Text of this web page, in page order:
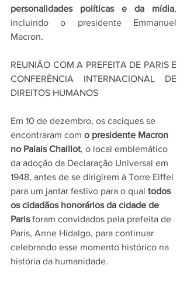
personalidades políticas e da mídia,
incluindo o presidente Emmanuel
Macron.
REUNIÃO COM A PREFEITA DE PARIS E
CONFERÊNCIA INTERNACIONAL DE
DIREITOS HUMANOS
Em 10 de dezembro, os caciques se
encontraram com o presidente Macron
no Palais Chaillot, o local emblemático
da adoção da Declaração Universal em
1948, antes de se dirigirem à Torre Eiffel
para um jantar festivo para o qual todos
os cidadãos honorários da cidade de
Paris foram convidados pela prefeita de
Paris, Anne Hidalgo, para continuar
celebrando esse momento histórico na
história da humanidade.